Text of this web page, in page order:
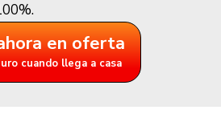
en oferta
cuando llega a casa